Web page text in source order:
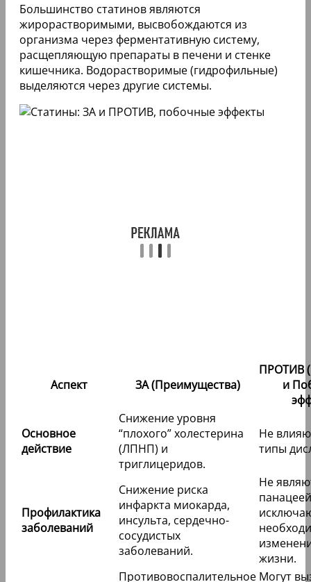
Большинство статинов являются
жирорастворимыми, высвобождаются из
организма через ферментативную систему,
расщепляющую препараты в печени и стенке
кишечника. Водорастворимые (гидрофильные)
выделяются через другие системы.
Аспект ЗА (Преимущества)
ПРОТИВ
и
Основное
действие
Снижение уровня
“плохого” холестерина
(ЛПНП) и
триглицеридов.
Не
типы
Профилактика
заболеваний
Снижение риска
инфаркта миокарда,
инсульта, сердечно-
сосудистых
заболеваний.
Не
жизни.
Противовоспалительное Могут